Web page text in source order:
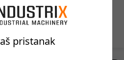
pristanak
teren i dobicete ponudu